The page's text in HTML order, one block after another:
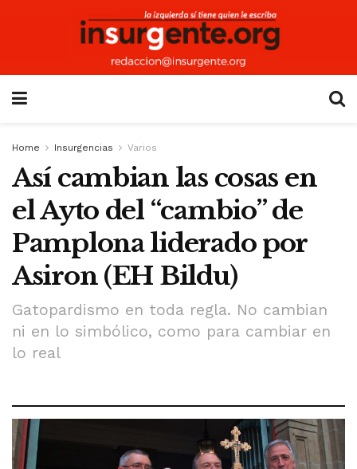
Home Insurgencias Varios
Así cambian las cosas en
el Ayto del “cambio” de
Pamplona liderado por
Asiron (EH Bildu)
Gatopardismo en toda regla. No cambian
ni en lo simbólico, como para cambiar en
lo real